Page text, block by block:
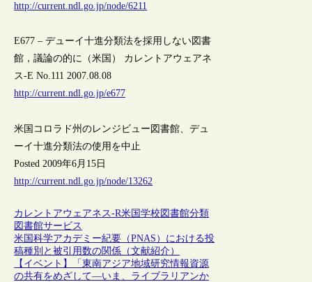
http://current.ndl.go.jp/node/6211
E677 – デューイ十進分類法を採用しない図書
館，議論の的に（米国） カレントアウェアネ
ス-E No.111 2007.08.08
http://current.ndl.go.jp/e677
米国コロラド州のレンジビュー図書館、デュ
ーイ十進分類法の使用を中止
Posted 2009年6月15日
http://current.ndl.go.jp/node/13262
カレントアウェアネス-R米国学校図書館分類
図書館サービス
米国科学アカデミー紀要（PNAS）における投
稿種別と被引用数の関係（文献紹介）
【イベント】「東南アジア地域研究情報資源
の共有をめざして―いま、ライブラリアンか